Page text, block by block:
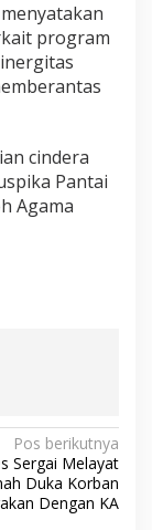
program
cindera
Pantai
Agama
Pos berikutnya
Sergai Melayat
Duka Korban
Dengan KA